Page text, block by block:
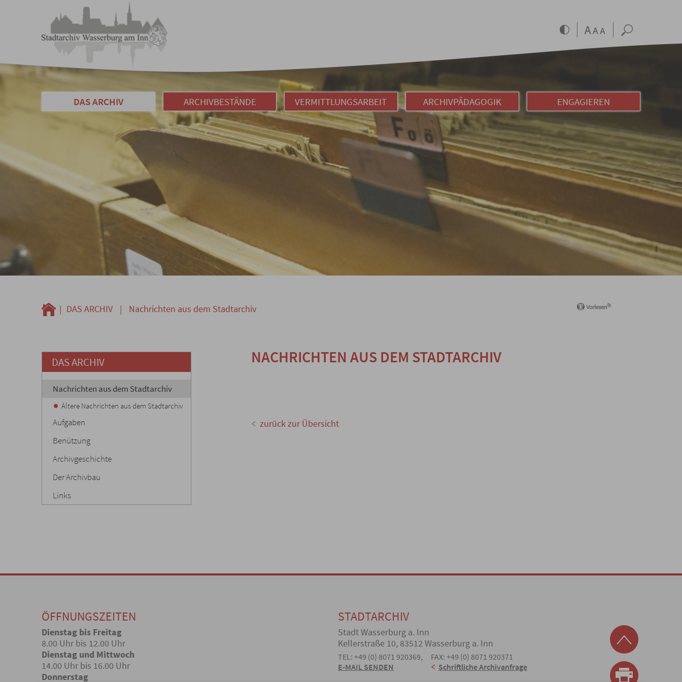
DAS ARCHIV ARCHIVBESTÄNDE VERMITTLUNGSARBEIT ARCHIVPÄDAGOGIK ENGAGIEREN
| DAS ARCHIV | Nachrichten aus dem Stadtarchiv
NACHRICHTEN AUS DEM STADTARCHIV
zurück zur Übersicht
DAS ARCHIV
Nachrichten aus dem Stadtarchiv
Ältere Nachrichten aus dem Stadtarchiv
Aufgaben
Benützung
Archivgeschichte
Der Archivbau
Links
ÖFFNUNGSZEITEN
Dienstag bis Freitag
8.00 Uhr bis 12.00 Uhr
Dienstag und Mittwoch
14.00 Uhr bis 16.00 Uhr
Donnerstag
STADTARCHIV
Stadt Wasserburg a. Inn
Kellerstraße 10, 83512 Wasserburg a. Inn
TEL: +49 (0) 8071 920369,
FAX: +49 (0) 8071 920371
E-MAIL SENDEN
Schriftliche Archivanfrage